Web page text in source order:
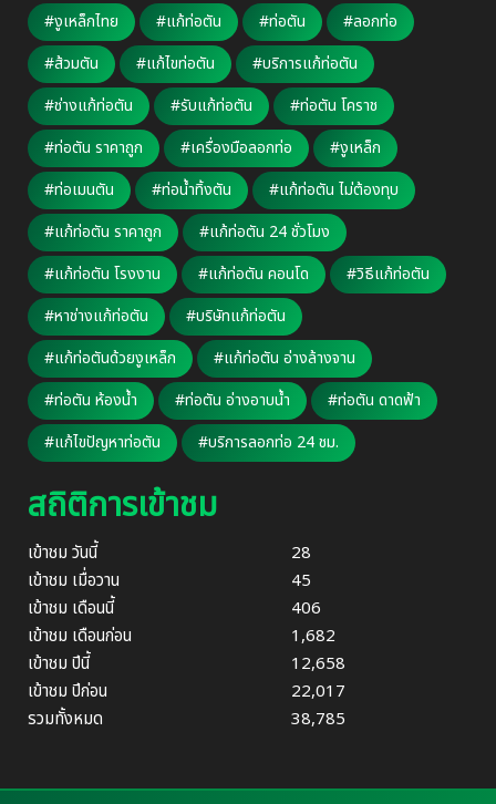
#งูเหล็กไทย #แก้ท่อตัน #ท่อตัน
#ลอกท่อ
#ส้วมตัน
#แก้ไขท่อตัน
#บริการแก้ท่อตัน
#ช่างแก้ท่อตัน
#รับแก้ท่อตัน
#ท่อตัน โคราช
#ท่อตัน ราคาถูก
#เครื่องมือลอกท่อ
#งูเหล็ก
#ท่อเมนตัน
#ท่อน้ำทิ้งตัน
#แก้ท่อตัน ไม่ต้องทุบ
#แก้ท่อตัน ราคาถูก
#แก้ท่อตัน 24 ชั่วโมง
#แก้ท่อตัน โรงงาน
#แก้ท่อตัน คอนโด
#วิธีแก้ท่อตัน
#หาช่างแก้ท่อตัน
#บริษัทแก้ท่อตัน
#แก้ท่อตันด้วยงูเหล็ก
#แก้ท่อตัน อ่างล้างจาน
#ท่อตัน ห้องน้ำ
#ท่อตัน อ่างอาบน้ำ
#ท่อตัน ดาดฟ้า
#แก้ไขปัญหาท่อตัน
#บริการลอกท่อ 24 ชม.
สถิติการเข้าชม
เข้าชม วันนี้
28
เข้าชม เมื่อวาน
45
เข้าชม เดือนนี้
406
เข้าชม เดือนก่อน
1,682
เข้าชม ปีนี้
12,658
เข้าชม ปีก่อน
22,017
รวมทั้งหมด
38,785